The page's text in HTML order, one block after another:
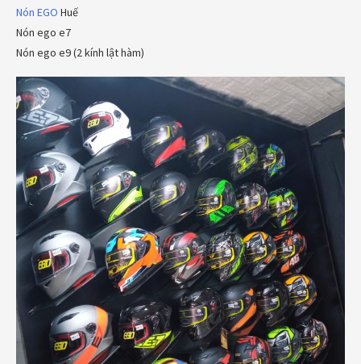
Nón EGO Huế
Nón ego e7
Nón ego e9 (2 kính lật hàm)